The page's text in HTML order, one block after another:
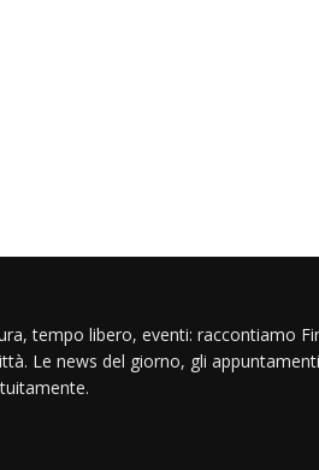
tempo libero, eventi: raccontiamo
Le news del giorno, gli